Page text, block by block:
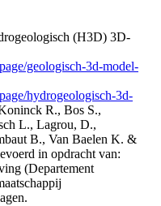
(H3D) 3D-
geologisch-3d-model-
hydrogeologisch-3d-
R., Bos S.,
L., Lagrou, D.,
B., Van Baelen K. &
in opdracht van:
(Departement